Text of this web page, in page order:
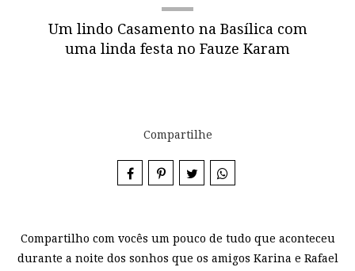
Um lindo Casamento na Basílica com
uma linda festa no Fauze Karam
Compartilhe
Compartilho com vocês um pouco de tudo que aconteceu
durante a noite dos sonhos que os amigos Karina e Rafael